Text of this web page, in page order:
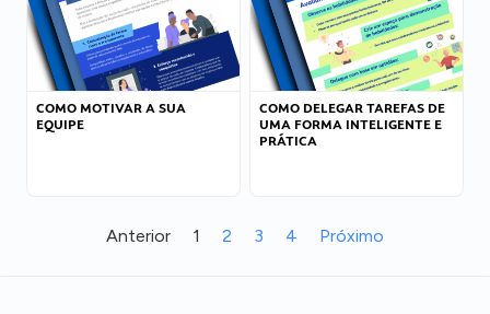
COMO MOTIVAR A SUA
EQUIPE
COMO DELEGAR TAREFAS DE
UMA FORMA INTELIGENTE E
PRÁTICA
Anterior 1 2 3 4 Próximo